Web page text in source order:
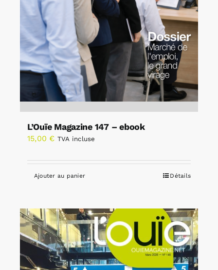
L’Ouïe Magazine 147 – ebook
15,00 € TVA incluse
Ajouter au panier Détails